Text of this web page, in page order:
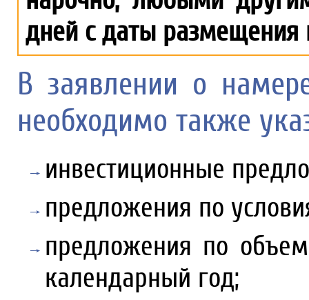
дней с даты размещения
В заявлении о
необходимо также
инвестиционные
предложения по
предложения по
календарный год;